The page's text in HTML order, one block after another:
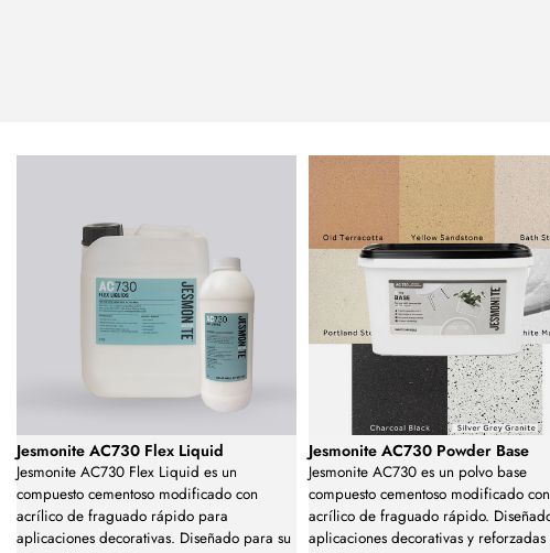
Jesmonite AC730 Flex Liquid
Jesmonite AC730 Flex Liquid es un
compuesto cementoso modificado con
acrílico de fraguado rápido para
aplicaciones decorativas. Diseñado para su
Jesmonite AC730 Powder Base
Jesmonite AC730 es un polvo base
compuesto cementoso modificado con
acrílico de fraguado rápido.
aplicaciones decorativas y reforzadas